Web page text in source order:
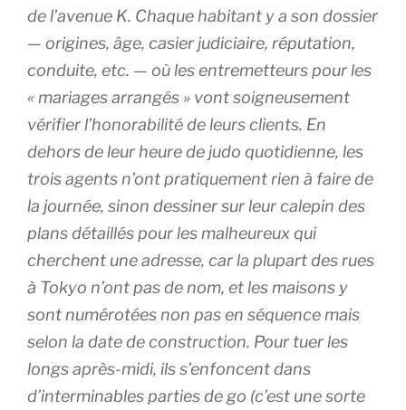
de l’avenue K. Chaque habitant y a son dossier
— origines, âge, casier judiciaire, réputation,
conduite, etc. — où les entremetteurs pour les
« mariages arrangés » vont soigneusement
vérifier l’honorabilité de leurs clients. En
dehors de leur heure de judo quotidienne, les
trois agents n’ont pratiquement rien à faire de
la journée, sinon dessiner sur leur calepin des
plans détaillés pour les malheureux qui
cherchent une adresse, car la plupart des rues
à Tokyo n’ont pas de nom, et les maisons y
sont numérotées non pas en séquence mais
selon la date de construction. Pour tuer les
longs après-midi, ils s’enfoncent dans
d’interminables parties de go (c’est une sorte